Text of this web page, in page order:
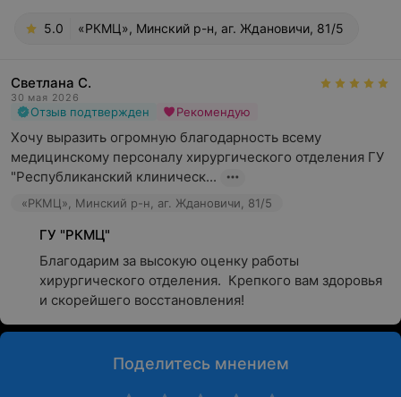
5.0 «РКМЦ», Минский р-н, аг. Ждановичи, 81/5
Светлана С.
30 мая 2026
Отзыв подтвержден Рекомендую
Хочу выразить огромную благодарность всему
медицинскому персоналу хирургического отделения ГУ
"Республиканский клиническ...
«РКМЦ», Минский р-н, аг. Ждановичи, 81/5
ГУ "РКМЦ"
Благодарим за высокую оценку работы
хирургического отделения.  Крепкого вам здоровья
и скорейшего восстановления!
Поделитесь мнением